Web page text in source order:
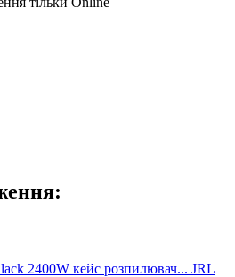
2400W кейс розпилювач... JRL